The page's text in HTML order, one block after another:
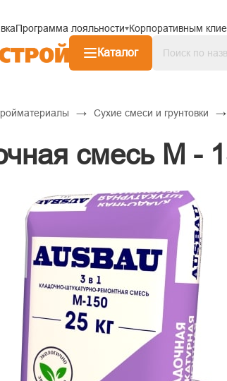
Программа лояльности Корпоративным
Каталог
→ Сухие смеси и грунтовки →
смесь М -